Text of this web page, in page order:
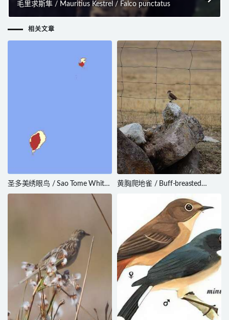
毛里求斯隼 / Mauritius Kestrel / Falco punctatus
相关文章
圣多美绣眼鸟 / Sao Tome White-
eye / Zosterops feae
黄胸爬地雀 / Buff-breasted